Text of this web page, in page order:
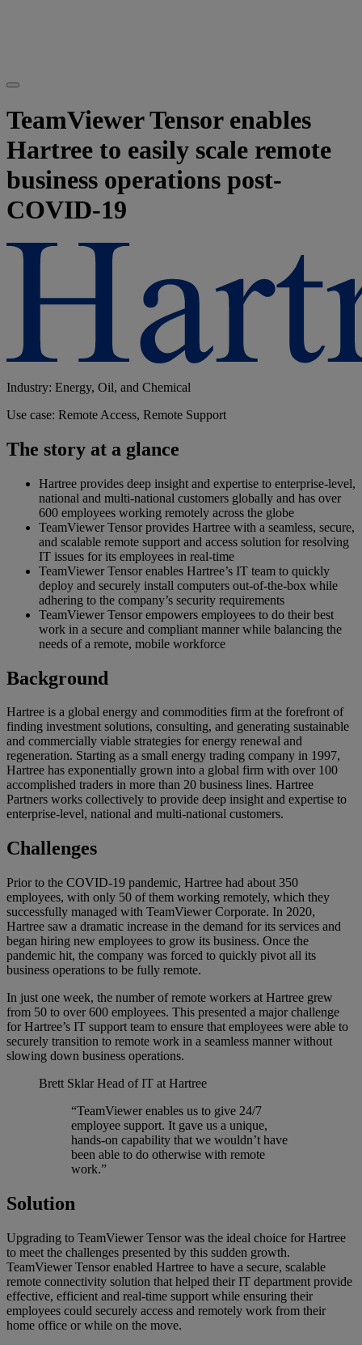
TeamViewer Tensor enables
Hartree to easily scale remote
business operations post-
COVID-19
Industry: Energy, Oil, and Chemical
Use case: Remote Access, Remote Support
The story at a glance
Hartree provides deep insight and expertise to enterprise-level,
national and multi-national customers globally and has over
600 employees working remotely across the globe
TeamViewer Tensor provides Hartree with a seamless, secure,
and scalable remote support and access solution for resolving
IT issues for its employees in real-time
TeamViewer Tensor enables Hartree’s IT team to quickly
deploy and securely install computers out-of-the-box while
adhering to the company’s security requirements
TeamViewer Tensor empowers employees to do their best
work in a secure and compliant manner while balancing the
needs of a remote, mobile workforce
Background
Hartree is a global energy and commodities firm at the forefront of
finding investment solutions, consulting, and generating sustainable
and commercially viable strategies for energy renewal and
regeneration. Starting as a small energy trading company in 1997,
Hartree has exponentially grown into a global firm with over 100
accomplished traders in more than 20 business lines. Hartree
Partners works collectively to provide deep insight and expertise to
enterprise-level, national and multi-national customers.
Challenges
Prior to the COVID-19 pandemic, Hartree had about 350
employees, with only 50 of them working remotely, which they
successfully managed with TeamViewer Corporate. In 2020,
Hartree saw a dramatic increase in the demand for its services and
began hiring new employees to grow its business. Once the
pandemic hit, the company was forced to quickly pivot all its
business operations to be fully remote.
In just one week, the number of remote workers at Hartree grew
from 50 to over 600 employees. This presented a major challenge
for Hartree’s IT support team to ensure that employees were able to
securely transition to remote work in a seamless manner without
slowing down business operations.
Brett Sklar Head of IT at Hartree
“TeamViewer enables us to give 24/7
employee support. It gave us a unique,
hands-on capability that we wouldn’t have
been able to do otherwise with remote
work.”
Solution
Upgrading to TeamViewer Tensor was the ideal choice for Hartree
to meet the challenges presented by this sudden growth.
TeamViewer Tensor enabled Hartree to have a secure, scalable
remote connectivity solution that helped their IT department provide
effective, efficient and real-time support while ensuring their
employees could securely access and remotely work from their
home office or while on the move.